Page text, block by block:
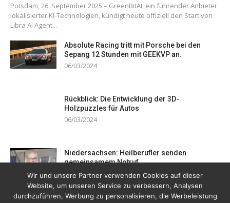
Potsdam, 26. September 2025 – GreenBitAI, ein führender Anbieter
lokalisierter KI-Technologien, kündigt heute offiziell den Start von
Libra AI Agent...
Absolute Racing tritt mit Porsche bei den
Sepang 12 Stunden mit GEEKVP an.
06/03/2024
Rückblick: Die Entwicklung der 3D-
Holzpuzzles für Autos
06/03/2024
Niedersachsen: Heilberufler senden
gemeinsamem Notruf
19/12/2023
Wir und unsere Partner verwenden Cookies auf dieser
Website, um unseren Service zu verbessern, Analysen
durchzuführen, Werbung zu personalisieren, die Werbeleistung